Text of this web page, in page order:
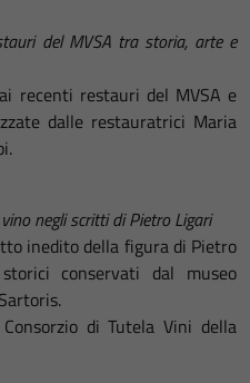
del MVSA tra storia, arte e
recenti restauri del MVSA e
dalle restauratrici Maria
negli scritti di Pietro Ligari
inedito della figura di Pietro
conservati dal museo
di Tutela Vini della